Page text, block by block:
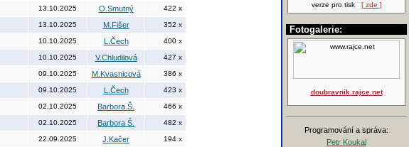
verze pro tisk [ zde ]
Fotogalerie:
doubravnik.rajce.net
Programování a správa:
Petr Koukal
13.10.2025 O.Smutný 422 x
13.10.2025 M.Fišer 352 x
10.10.2025 L.Čech 400 x
10.10.2025 V.Chludilová 427 x
09.10.2025 M.Kvasnicová 386 x
09.10.2025 L.Čech 423 x
02.10.2025 Barbora Š. 466 x
02.10.2025 Barbora Š. 482 x
22.09.2025 J.Kačer 194 x